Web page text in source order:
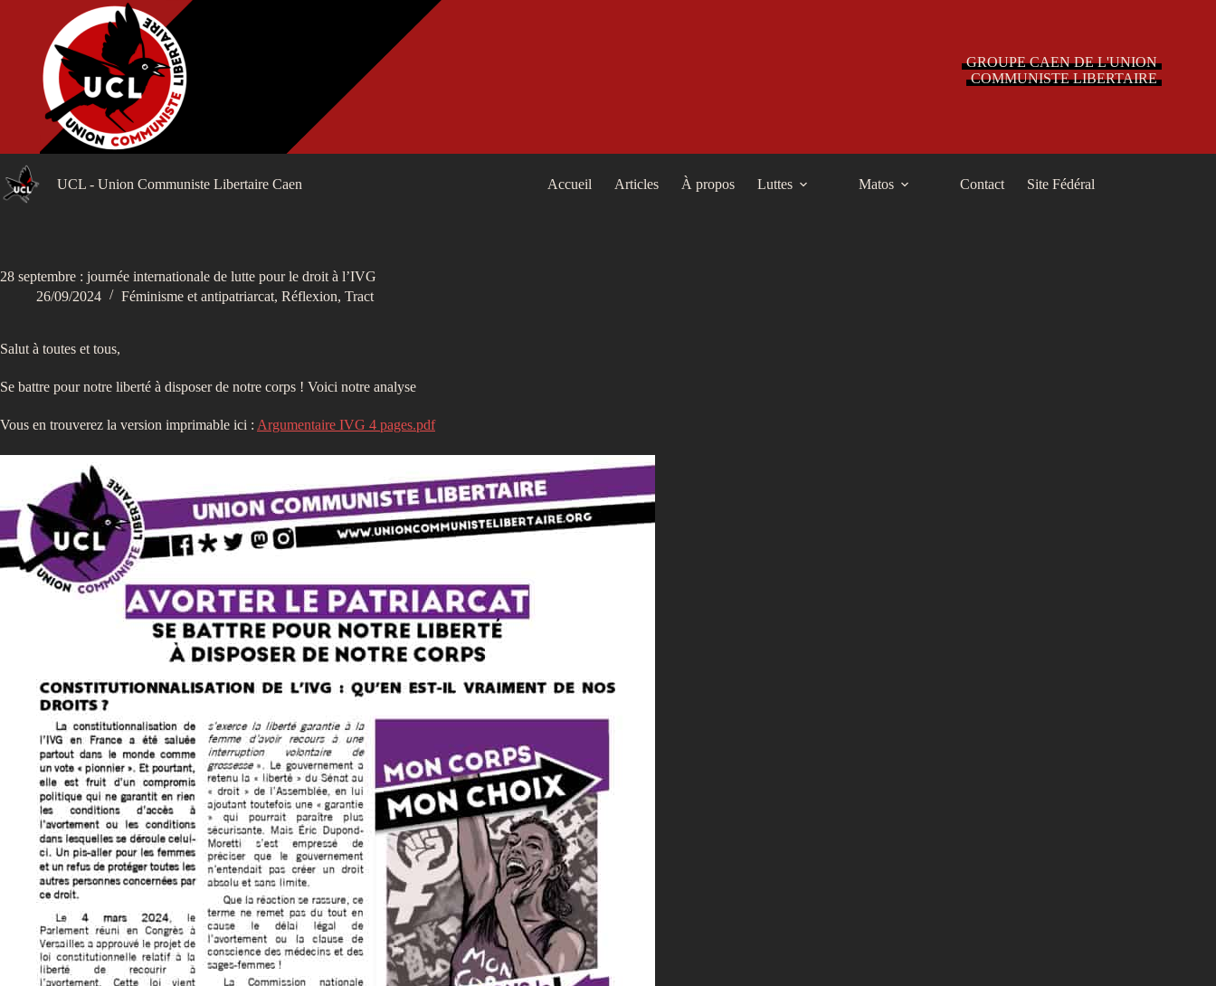
GROUPE CAEN DE L'UNION
COMMUNISTE LIBERTAIRE
UCL - Union Communiste Libertaire Caen Accueil Articles À propos Luttes Matos Contact Site Fédéral
28 septembre : journée internationale de lutte pour le droit à l’IVG
26/09/2024
Féminisme et antipatriarcat, Réflexion, Tract
Salut à toutes et tous,
Se battre pour notre liberté à disposer de notre corps ! Voici notre analyse
Vous en trouverez la version imprimable ici : Argumentaire IVG 4 pages.pdf